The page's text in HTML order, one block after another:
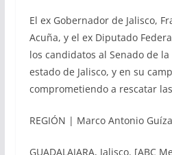
El ex Gobernador de Jalisco,
Acuña, y el ex Diputado
los candidatos al Senado de
estado de Jalisco, y en su
comprometiendo a rescatar
REGIÓN | Marco Antonio
GUADALAJARA, Jalisco. [ABC